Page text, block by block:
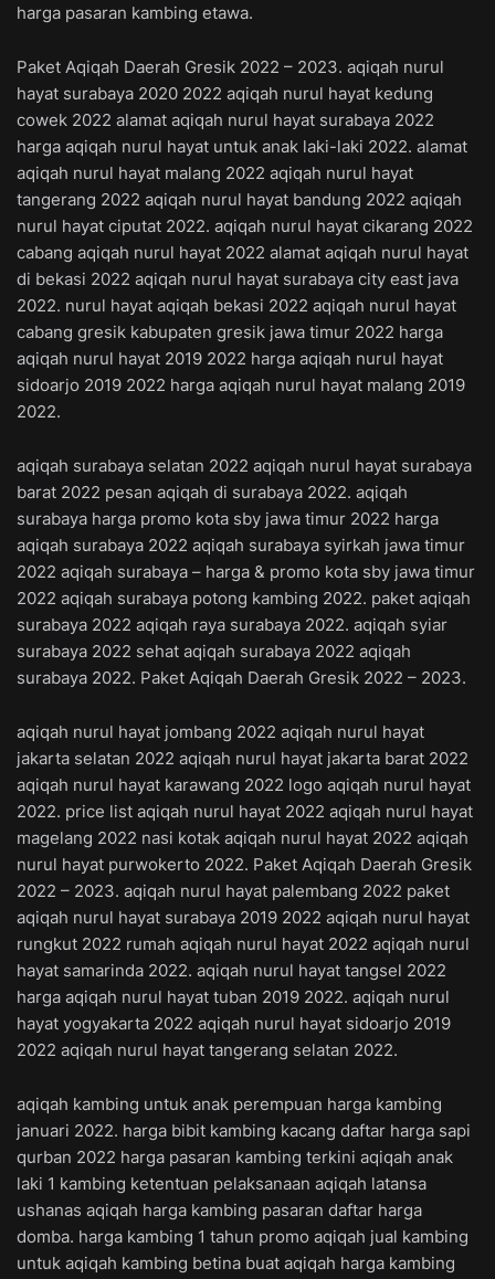
harga pasaran kambing etawa.
Paket Aqiqah Daerah Gresik 2022 – 2023. aqiqah nurul
hayat surabaya 2020 2022 aqiqah nurul hayat kedung
cowek 2022 alamat aqiqah nurul hayat surabaya 2022
harga aqiqah nurul hayat untuk anak laki-laki 2022. alamat
aqiqah nurul hayat malang 2022 aqiqah nurul hayat
tangerang 2022 aqiqah nurul hayat bandung 2022 aqiqah
nurul hayat ciputat 2022. aqiqah nurul hayat cikarang 2022
cabang aqiqah nurul hayat 2022 alamat aqiqah nurul hayat
di bekasi 2022 aqiqah nurul hayat surabaya city east java
2022. nurul hayat aqiqah bekasi 2022 aqiqah nurul hayat
cabang gresik kabupaten gresik jawa timur 2022 harga
aqiqah nurul hayat 2019 2022 harga aqiqah nurul hayat
sidoarjo 2019 2022 harga aqiqah nurul hayat malang 2019
2022.
aqiqah surabaya selatan 2022 aqiqah nurul hayat surabaya
barat 2022 pesan aqiqah di surabaya 2022. aqiqah
surabaya harga promo kota sby jawa timur 2022 harga
aqiqah surabaya 2022 aqiqah surabaya syirkah jawa timur
2022 aqiqah surabaya – harga & promo kota sby jawa timur
2022 aqiqah surabaya potong kambing 2022. paket aqiqah
surabaya 2022 aqiqah raya surabaya 2022. aqiqah syiar
surabaya 2022 sehat aqiqah surabaya 2022 aqiqah
surabaya 2022. Paket Aqiqah Daerah Gresik 2022 – 2023.
aqiqah nurul hayat jombang 2022 aqiqah nurul hayat
jakarta selatan 2022 aqiqah nurul hayat jakarta barat 2022
aqiqah nurul hayat karawang 2022 logo aqiqah nurul hayat
2022. price list aqiqah nurul hayat 2022 aqiqah nurul hayat
magelang 2022 nasi kotak aqiqah nurul hayat 2022 aqiqah
nurul hayat purwokerto 2022. Paket Aqiqah Daerah Gresik
2022 – 2023. aqiqah nurul hayat palembang 2022 paket
aqiqah nurul hayat surabaya 2019 2022 aqiqah nurul hayat
rungkut 2022 rumah aqiqah nurul hayat 2022 aqiqah nurul
hayat samarinda 2022. aqiqah nurul hayat tangsel 2022
harga aqiqah nurul hayat tuban 2019 2022. aqiqah nurul
hayat yogyakarta 2022 aqiqah nurul hayat sidoarjo 2019
2022 aqiqah nurul hayat tangerang selatan 2022.
aqiqah kambing untuk anak perempuan harga kambing
januari 2022. harga bibit kambing kacang daftar harga sapi
qurban 2022 harga pasaran kambing terkini aqiqah anak
laki 1 kambing ketentuan pelaksanaan aqiqah latansa
ushanas aqiqah harga kambing pasaran daftar harga
domba. harga kambing 1 tahun promo aqiqah jual kambing
untuk aqiqah kambing betina buat aqiqah harga kambing